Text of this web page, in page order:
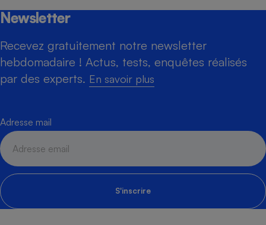
Newsletter
Recevez gratuitement notre newsletter
hebdomadaire ! Actus, tests, enquêtes réalisés
par des experts. En savoir plus
Adresse mail
S'inscrire